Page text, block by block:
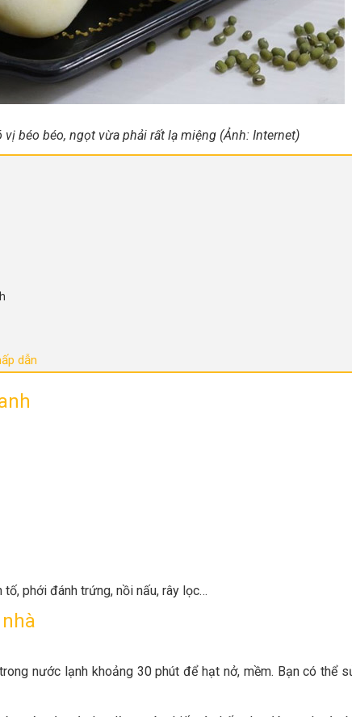
vị béo béo, ngọt vừa phải rất lạ miệng (Ảnh: Internet)
dẫn
phới đánh trứng, nồi nấu, rây lọc…
nước lạnh khoảng 30 phút để hạt nở, mềm. Bạn có thể